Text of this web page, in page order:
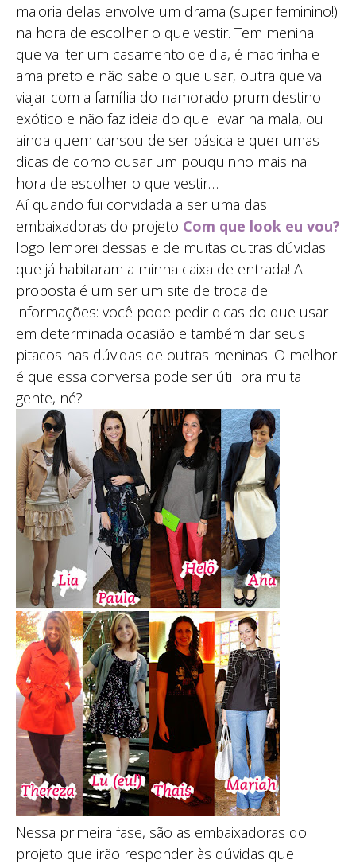
maioria delas envolve um drama (super feminino!)
na hora de escolher o que vestir. Tem menina
que vai ter um casamento de dia, é madrinha e
ama preto e não sabe o que usar, outra que vai
viajar com a família do namorado prum destino
exótico e não faz ideia do que levar na mala, ou
ainda quem cansou de ser básica e quer umas
dicas de como ousar um pouquinho mais na
hora de escolher o que vestir…
Aí quando fui convidada a ser uma das
embaixadoras do projeto Com que look eu vou?
logo lembrei dessas e de muitas outras dúvidas
que já habitaram a minha caixa de entrada! A
proposta é um ser um site de troca de
informações: você pode pedir dicas do que usar
em determinada ocasião e também dar seus
pitacos nas dúvidas de outras meninas! O melhor
é que essa conversa pode ser útil pra muita
gente, né?
Nessa primeira fase, são as embaixadoras do
projeto que irão responder às dúvidas que